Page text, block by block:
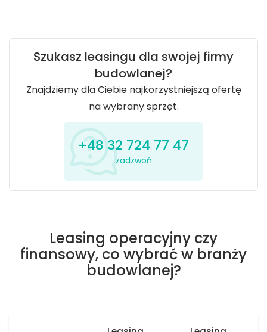
Szukasz leasingu dla swojej firmy
budowlanej?
Znajdziemy dla Ciebie najkorzystniejszą ofertę
na wybrany sprzęt.
+48 32 724 77 47
zadzwoń
Leasing operacyjny czy
finansowy, co wybrać w branży
budowlanej?